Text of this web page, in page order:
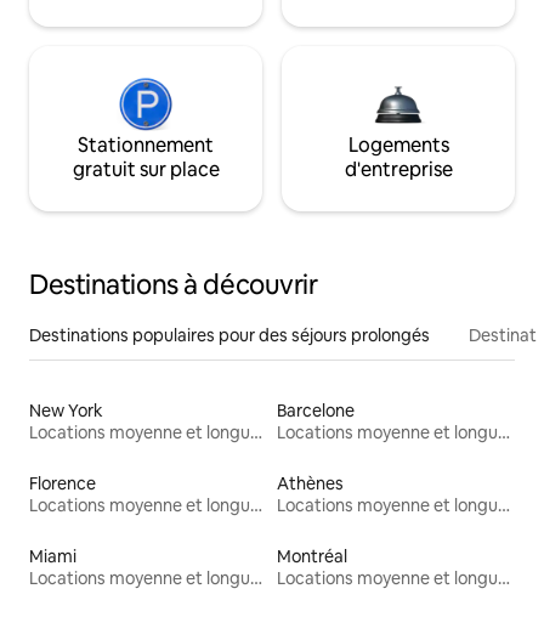
Stationnement
gratuit sur place
Logements
d'entreprise
Destinations à découvrir
Destinations populaires pour des séjours prolongés
New York
Locations moyenne et longue durée
Barcelone
Locations moyenne et longue durée
Florence
Locations moyenne et longue durée
Athènes
Locations moyenne et longue durée
Miami
Locations moyenne et longue durée
Montréal
Locations moyenne et longue durée